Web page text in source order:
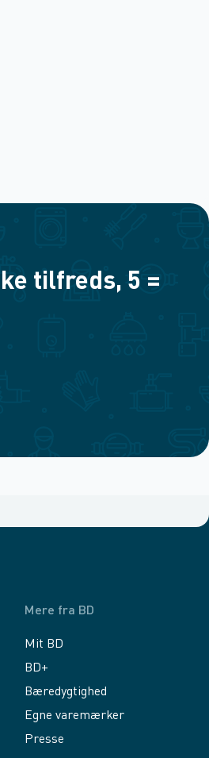
tilfreds, 5 =
Mere fra BD
Mit BD
BD+
Bæredygtighed
Egne varemærker
Presse